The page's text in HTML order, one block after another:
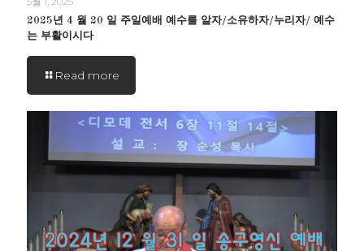
2025년 4 월 20 일 주일예배 예수를 알자/소유하자/누리자/ 예수
는 부활이시다
Read more